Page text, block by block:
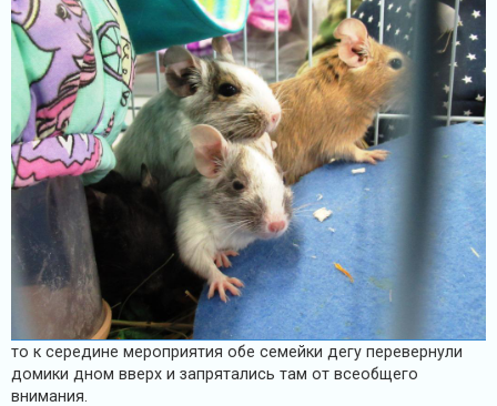
то к середине мероприятия обе семейки дегу перевернули
домики дном вверх и запрятались там от всеобщего
внимания.